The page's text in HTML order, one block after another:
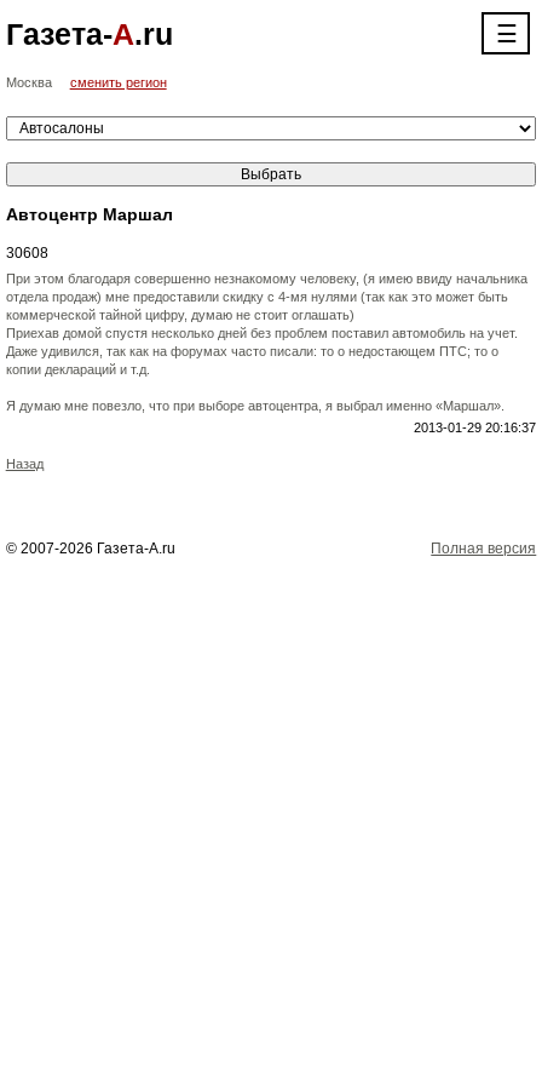
Газета-А.ru ☰
Москва сменить регион
Автоцентр Маршал
30608
При этом благодаря совершенно незнакомому человеку, (я имею ввиду начальника
отдела продаж) мне предоставили скидку с 4-мя нулями (так как это может быть
коммерческой тайной цифру, думаю не стоит оглашать)
Приехав домой спустя несколько дней без проблем поставил автомобиль на учет.
Даже удивился, так как на форумах часто писали: то о недостающем ПТС; то о
копии деклараций и т.д.
Я думаю мне повезло, что при выборе автоцентра, я выбрал именно «Маршал».
2013-01-29 20:16:37
Назад
© 2007-2026 Газета-А.ru Полная версия